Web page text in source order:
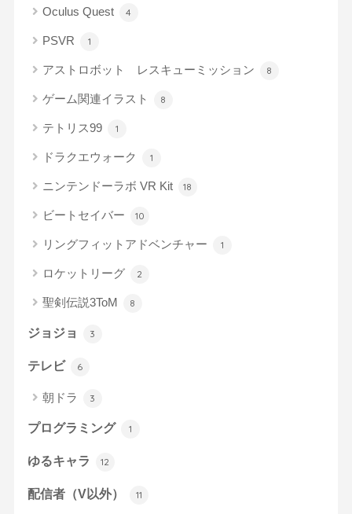
Oculus Quest 4
PSVR 1
アストロボット レスキューミッション 8
ゲーム関連イラスト 8
テトリス99 1
ドラクエウォーク 1
ニンテンドーラボ VR Kit 18
ビートセイバー 10
リングフィットアドベンチャー 1
ロケットリーグ 2
聖剣伝説3ToM 8
ジョジョ 3
テレビ 6
朝ドラ 3
プログラミング 1
ゆるキャラ 12
配信者（V以外） 11